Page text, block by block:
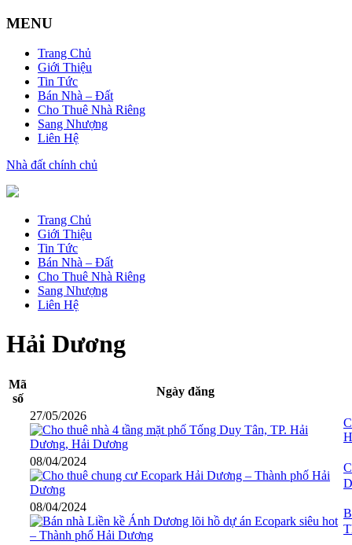
MENU
Trang Chủ
Giới Thiệu
Tin Tức
Bán Nhà – Đất
Cho Thuê Nhà Riêng
Sang Nhượng
Liên Hệ
Nhà đất chính chủ
Trang Chủ
Giới Thiệu
Tin Tức
Bán Nhà – Đất
Cho Thuê Nhà Riêng
Sang Nhượng
Liên Hệ
Hải Dương
Mã
số
Ngày đăng
27/05/2026
08/04/2024
08/04/2024